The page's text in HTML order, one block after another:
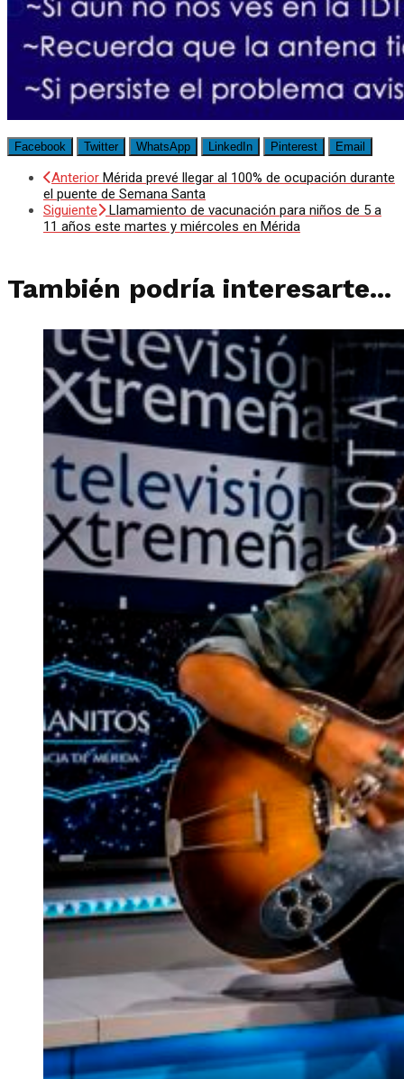
Facebook Twitter WhatsApp LinkedIn Pinterest Email
Anterior Mérida prevé llegar al 100% de ocupación durante
el puente de Semana Santa
Siguiente
Llamamiento de vacunación para niños de 5 a
11 años este martes y miércoles en Mérida
También podría interesarte...